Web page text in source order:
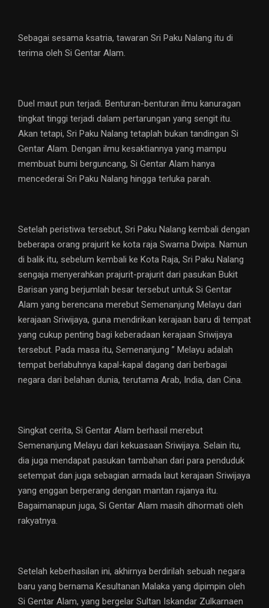
Sebagai sesama ksatria, tawaran Sri Paku Nalang itu di
terima oleh Si Gentar Alam.
Duel maut pun terjadi. Benturan-benturan ilmu kanuragan
tingkat tinggi terjadi dalam pertarungan yang sengit itu.
Akan tetapi, Sri Paku Nalang tetaplah bukan tandingan Si
Gentar Alam. Dengan ilmu kesaktiannya yang mampu
membuat bumi berguncang, Si Gentar Alam hanya
mencederai Sri Paku Nalang hingga terluka parah.
Setelah peristiwa tersebut, Sri Paku Nalang kembali dengan
beberapa orang prajurit ke kota raja Swarna Dwipa. Namun
di balik itu, sebelum kembali ke Kota Raja, Sri Paku Nalang
sengaja menyerahkan prajurit-prajurit dari pasukan Bukit
Barisan yang berjumlah besar tersebut untuk Si Gentar
Alam yang berencana merebut Semenanjung Melayu dari
kerajaan Sriwijaya, guna mendirikan kerajaan baru di tempat
yang cukup penting bagi keberadaan kerajaan Sriwijaya
tersebut. Pada masa itu, Semenanjung ” Melayu adalah
tempat berlabuhnya kapal-kapal dagang dari berbagai
negara dari belahan dunia, terutama Arab, India, dan Cina.
Singkat cerita, Si Gentar Alam berhasil merebut
Semenanjung Melayu dari kekuasaan Sriwijaya. Selain itu,
dia juga mendapat pasukan tambahan dari para penduduk
setempat dan juga sebagian armada laut kerajaan Sriwijaya
yang enggan berperang dengan mantan rajanya itu.
Bagaimanapun juga, Si Gentar Alam masih dihormati oleh
rakyatnya.
Setelah keberhasilan ini, akhirnya berdirilah sebuah negara
baru yang bernama Kesultanan Malaka yang dipimpin oleh
Si Gentar Alam, yang bergelar Sultan Iskandar Zulkarnaen